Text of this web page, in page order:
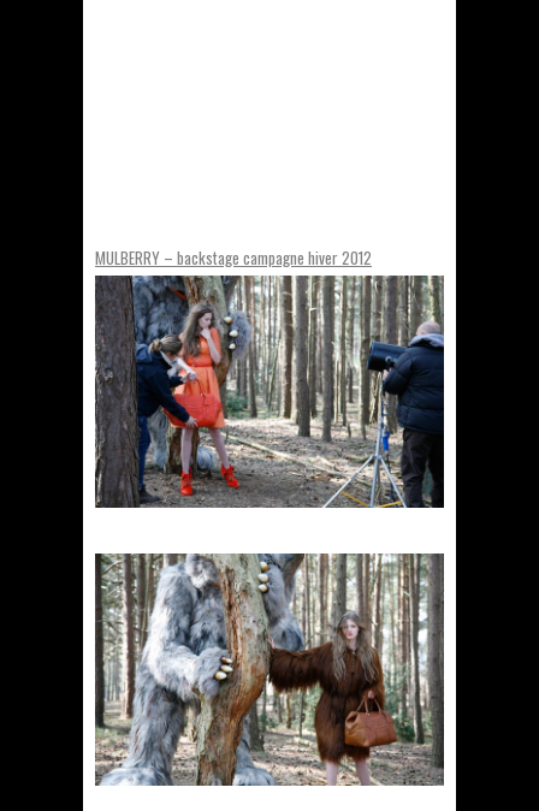
MULBERRY – backstage campagne hiver 2012